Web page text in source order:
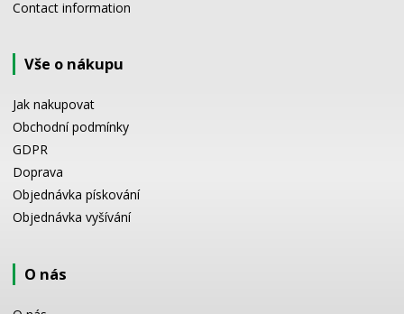
Contact information
Vše o nákupu
Jak nakupovat
Obchodní podmínky
GDPR
Doprava
Objednávka pískování
Objednávka vyšívání
O nás